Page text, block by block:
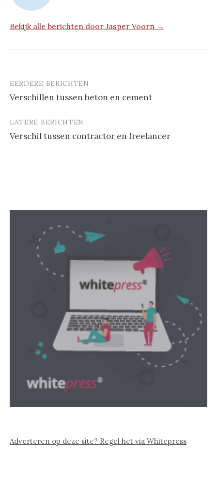
Bekijk alle berichten door Jasper Voorn →
Berichtnavigatie
EERDERE BERICHTEN
Verschillen tussen beton en cement
LATERE BERICHTEN
Verschil tussen contractor en freelancer
Adverteren op deze site? Regel het via Whitepress